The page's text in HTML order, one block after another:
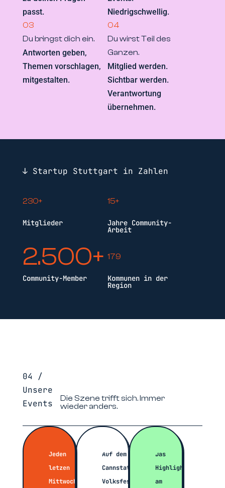
passt.
Niedrigschwellig.
03
Du bringst dich ein.
Antworten geben,
Themen vorschlagen,
mitgestalten.
04
Du wirst Teil des
Ganzen.
Mitglied werden.
Sichtbar werden.
Verantwortung
übernehmen.
↓ Startup Stuttgart in Zahlen
230+
Mitglieder
15+
Jahre Community-
Arbeit
2.500+
Community-Member
179
Kommunen in der
Region
04 /
Unsere
Events
Die Szene trifft sich. Immer
wieder anders.
Jeden
letzen
Mittwoch
Auf dem
Cannstatter
Volksfest
Das
Highlight
am